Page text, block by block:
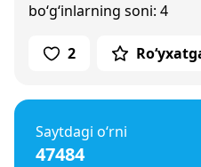
bo‘g‘inlarning soni: 4
2
Saytdagi o‘rni
47484